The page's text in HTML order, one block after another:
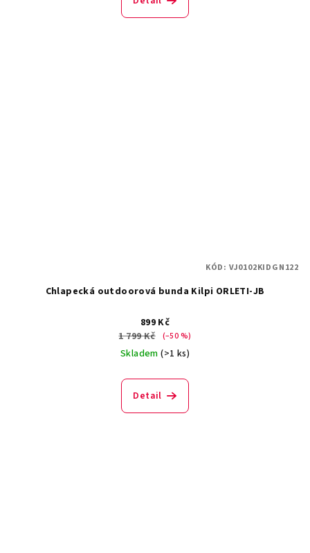
Chlapecká outdoorová bunda Kilpi ORLETI-JB
899 Kč
1 799 Kč
(–50 %)
Skladem(>1 ks)
Detail
KÓD: VJ0102KIDGN122